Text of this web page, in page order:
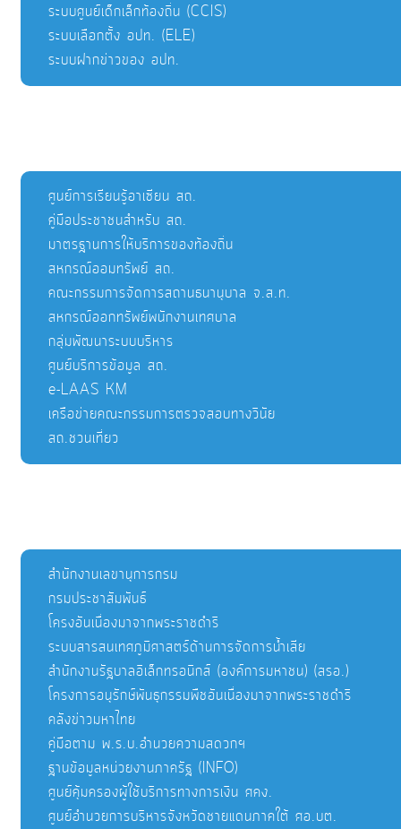
ระบบศูนย์เด็กเล็กท้องถิ่น (CCIS)
ระบบเลือกตั้ง อปท. (ELE)
ระบบฝากข่าวของ อปท.
ศูนย์การเรียนรู้อาเซียน สถ.
คู่มือประชาชนสำหรับ สถ.
มาตรฐานการให้บริการของท้องถิ่น
สหกรณ์ออมทรัพย์ สถ.
คณะกรรมการจัดการสถานธนานุบาล จ.ส.ท.
สหกรณ์ออกทรัพย์พนักงานเทศบาล
กลุ่มพัฒนาระบบบริหาร
ศูนย์บริการข้อมูล สถ.
e-LAAS KM
เครือข่ายคณะกรรมการตรวจสอบทางวินัย
สถ.ชวนเที่ยว
สำนักงานเลขานุการกรม
กรมประชาสัมพันธ์
โครงอันเนื่องมาจากพระราชดำริ
ระบบสารสนเทศภูมิศาสตร์ด้านการจัดการน้ำเสีย
สำนักงานรัฐบาลอิเล็กทรอนิกส์ (องค์การมหาชน) (สรอ.)
โครงการอนุรักษ์พันธุกรรมพืชอันเนื่องมาจากพระราชดำริ
คลังข่าวมหาไทย
คู่มือตาม พ.ร.บ.อำนวยความสดวกฯ
ฐานข้อมูลหน่วยงานภาครัฐ (INFO)
ศูนย์คุ้มครองผู้ใช้บริการทางการเงิน ศคง.
ศูนย์อำนวยการบริหารจังหวัดชายแดนภาคใต้ ศอ.บต.